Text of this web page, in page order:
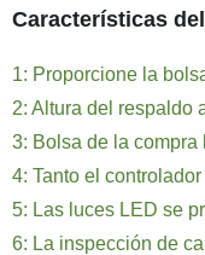
Características
1: Proporcione la
2: Altura del respaldo
3: Bolsa de la compra
4: Tanto el
5: Las luces LED se
6: La inspección de